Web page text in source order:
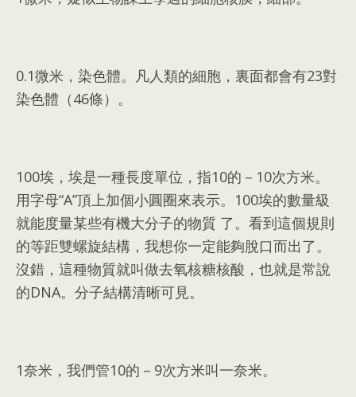
0.1微米 ， 染色體。 凡人類的細胞 ， 裏面都會有23對
染色體（46條） 。
100埃 ， 埃是一種長度單位 ， 指10的－10次方米。
用字母“A”頂上加個小圓圈來表示。100埃的數量級
就能度量某些有機大分子的物質 了。 看到這個規則
的等距雙螺旋結構 ， 我想你一定能夠脫口而出了。
沒錯 ， 這種物質就叫做去氧核糖核酸 ， 也就是常說
的DNA。 分子結構清晰可見。
1奈米 ， 我們管10的－9次方米叫一奈米。